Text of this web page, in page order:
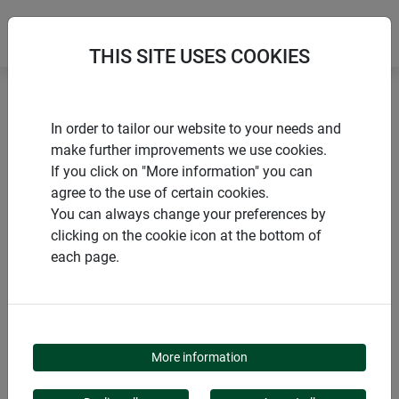
Accueil
Produits de Windhager Home & Garden
Jardins
Décoration Gazon synthétique
CATÉGORIE DE PRODUITS
GAZON SYNTHÉTIQUE
THIS SITE USES COOKIES
In order to tailor our website to your needs and
make further improvements we use cookies.
If you click on "More information" you can
agree to the use of certain cookies.
You can always change your preferences by
clicking on the cookie icon at the bottom of
each page.
More information